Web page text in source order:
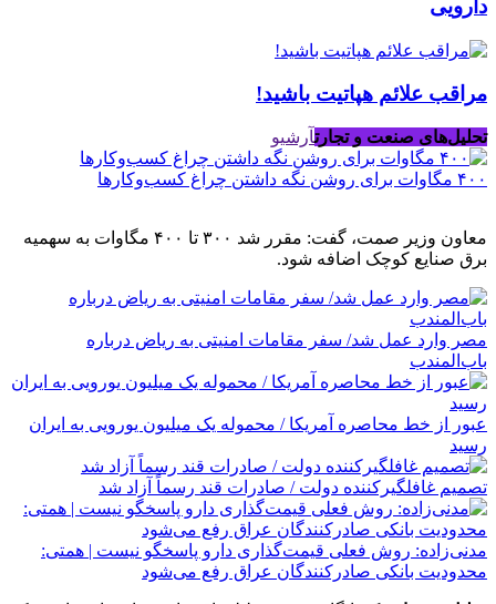
دارویی
مراقب علائم هپاتیت باشید!
تحلیل‌های صنعت و تجارتآرشیو
۴۰۰ مگاوات برای روشن نگه داشتن چراغ کسب‌وکار‌ها
معاون وزیر صمت، گفت: مقرر شد ۳۰۰ تا ۴۰۰ مگاوات به سهمیه
برق صنایع کوچک اضافه شود.
مصر وارد عمل شد/ سفر مقامات امنیتی به ریاض درباره
باب‌المندب
عبور از خط محاصره آمریکا / محموله یک میلیون یورویی به ایران
رسید
تصمیم غافلگیرکننده دولت / صادرات قند رسماً آزاد شد
مدنی‌زاده: روش فعلی قیمت‌گذاری دارو پاسخگو نیست | همتی:
محدودیت بانکی صادرکنندگان عراق رفع می‌شود